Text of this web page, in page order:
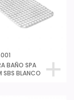
BAÑO SPA
BLANCO